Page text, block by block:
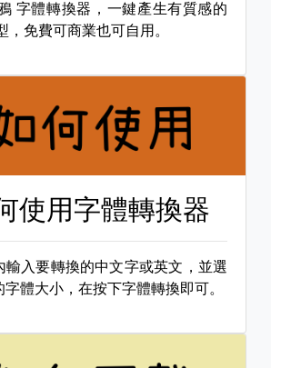
字體轉換器，一鍵產生有質感的
，免費可商業也可自用。
使用字體轉換器
輸入要轉換的中文字或英文，並選
字體大小，在按下字體轉換即可。